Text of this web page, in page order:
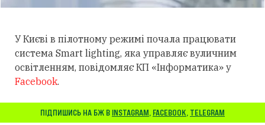
У Києві в пілотному режимі почала працювати
система Smart lighting, яка управляє вуличним
освітленням, повідомляє КП «Інформатика» у
Facebook.
ПІДПИШИСЬ НА БЖ В INSTAGRAM, FACEBOOK, TELEGRAM